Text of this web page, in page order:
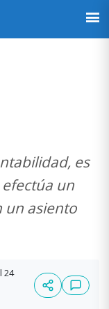
es
un
un asiento
24